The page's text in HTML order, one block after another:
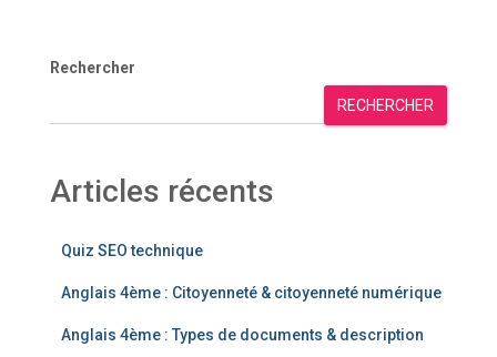
Rechercher
RECHERCHER
Articles récents
Quiz SEO technique
Anglais 4ème : Citoyenneté & citoyenneté numérique
Anglais 4ème : Types de documents & description